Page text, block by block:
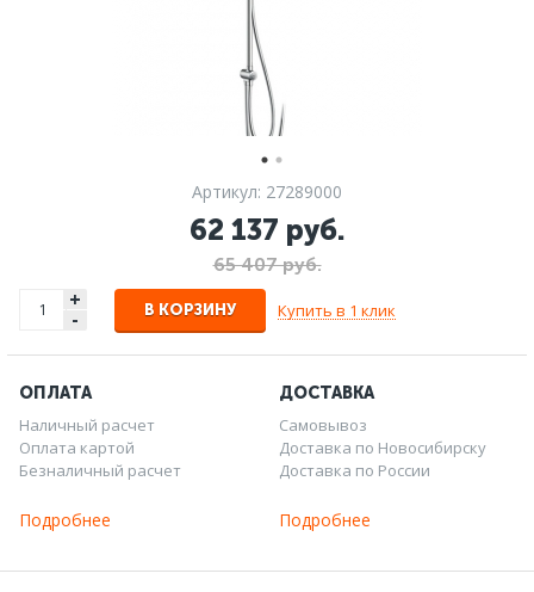
Артикул: 27289000
62 137 руб.
65 407 руб.
+
- В КОРЗИНУ Купить в 1 клик
ОПЛАТА
Наличный расчет
Оплата картой
Безналичный расчет
Подробнее
ДОСТАВКА
Самовывоз
Доставка по Новосибирску
Доставка по России
Подробнее